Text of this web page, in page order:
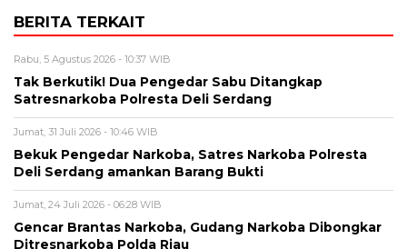
BERITA TERKAIT
Rabu, 5 Agustus 2026 - 10:37 WIB
Tak Berkutik! Dua Pengedar Sabu Ditangkap
Satresnarkoba Polresta Deli Serdang
Jumat, 31 Juli 2026 - 10:46 WIB
Bekuk Pengedar Narkoba, Satres Narkoba Polresta
Deli Serdang amankan Barang Bukti
Jumat, 24 Juli 2026 - 06:28 WIB
Gencar Brantas Narkoba, Gudang Narkoba Dibongkar
Ditresnarkoba Polda Riau